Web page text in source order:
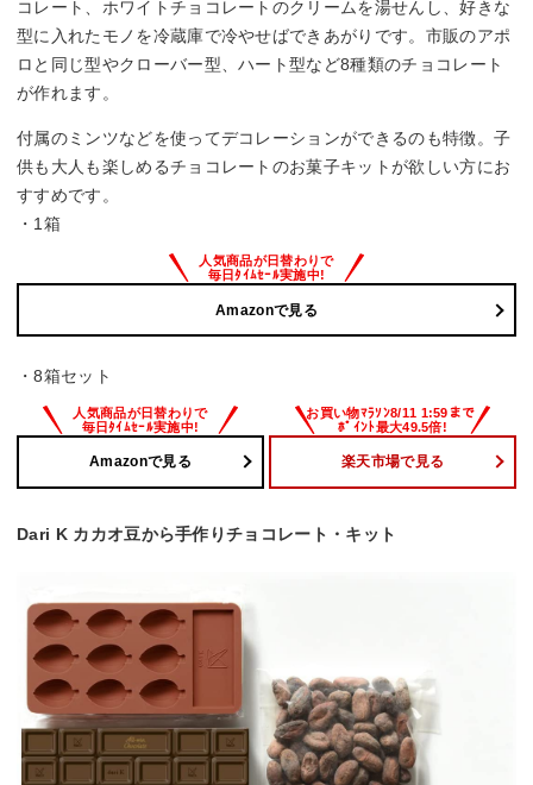
コレート、ホワイトチョコレートのクリームを湯せんし、好きな
型に入れたモノを冷蔵庫で冷やせばできあがりです。市販のアポ
ロと同じ型やクローバー型、ハート型など8種類のチョコレート
が作れます。
付属のミンツなどを使ってデコレーションができるのも特徴。子
供も大人も楽しめるチョコレートのお菓子キットが欲しい方にお
すすめです。
・1箱
Amazonで見る
・8箱セット
Amazonで見る 楽天市場で見る
Dari K カカオ豆から手作りチョコレート・キット